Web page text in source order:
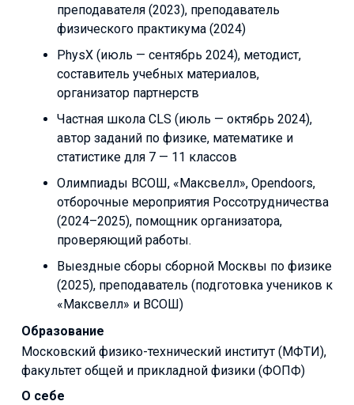
преподавателя (2023), преподаватель
физического практикума (2024)
PhysX (июль — сентябрь 2024), методист,
составитель учебных материалов,
организатор партнерств
Частная школа CLS (июль — октябрь 2024),
автор заданий по физике, математике и
статистике для 7 — 11 классов
Олимпиады BCOШ, «Максвелл», Opendoors,
отборочные мероприятия Россотрудничества
(2024–2025), помощник организатора,
проверяющий работы.
Выездные сборы сборной Москвы по физике
(2025), преподаватель (подготовка учеников к
«Максвелл» и ВСОШ)
Образование
Московский физико-технический институт (МФТИ),
факультет общей и прикладной физики (ФОПФ)
О себе